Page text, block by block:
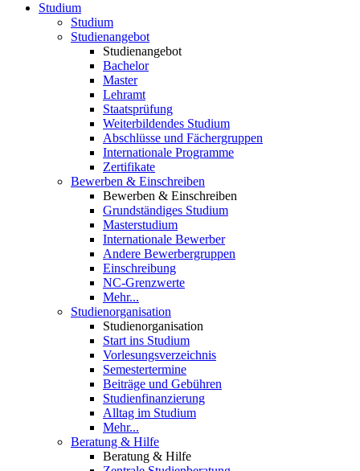
Studium
Studium
Studienangebot
Studienangebot
Bachelor
Master
Lehramt
Staatsprüfung
Weiterbildendes Studium
Abschlüsse und Fächergruppen
Internationale Programme
Zertifikate
Bewerben & Einschreiben
Bewerben & Einschreiben
Grundständiges Studium
Masterstudium
Internationale Bewerber
Andere Bewerbergruppen
Einschreibung
NC-Grenzwerte
Mehr...
Studienorganisation
Studienorganisation
Start ins Studium
Vorlesungsverzeichnis
Semestertermine
Beiträge und Gebühren
Studienfinanzierung
Alltag im Studium
Mehr...
Beratung & Hilfe
Beratung & Hilfe